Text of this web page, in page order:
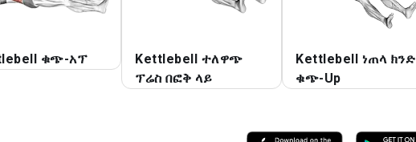
ቁጭ-አፕ
Kettlebell ተለዋጭ
ፕሬስ በፎቅ ላይ
Kettlebell ነጠላ ክንድ
ቁጭ-Up